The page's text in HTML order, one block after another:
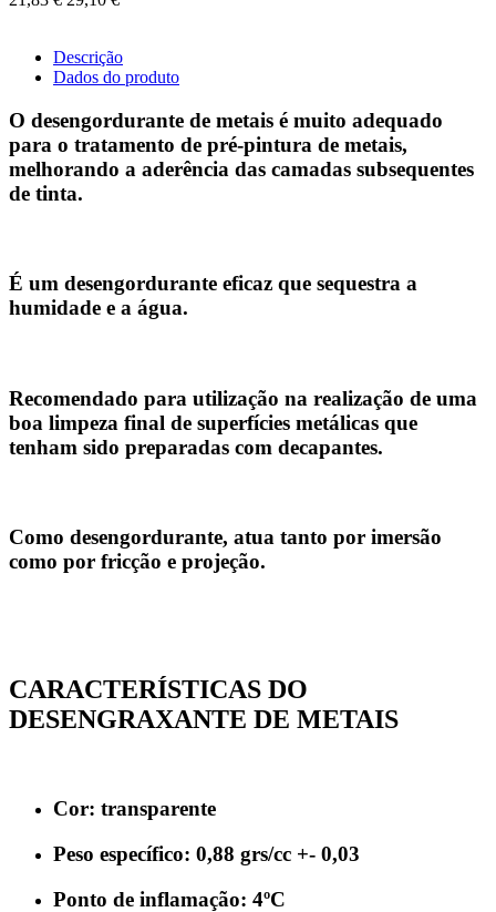
Descrição
Dados do produto
O desengordurante de metais é muito adequado
para o tratamento de pré-pintura de metais,
melhorando a aderência das camadas subsequentes
de tinta.
É um desengordurante eficaz que sequestra a
humidade e a água.
Recomendado para utilização na realização de uma
boa limpeza final de superfícies metálicas que
tenham sido preparadas com decapantes.
Como desengordurante, atua tanto por imersão
como por fricção e projeção.
CARACTERÍSTICAS DO
DESENGRAXANTE DE METAIS
Cor: transparente
Peso específico: 0,88 grs/cc +- 0,03
Ponto de inflamação: 4ºC